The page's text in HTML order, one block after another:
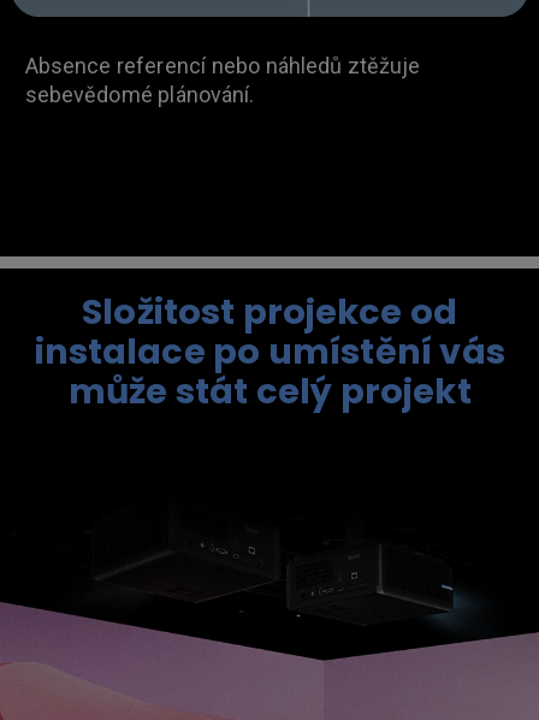
Absence referencí nebo náhledů ztěžuje
sebevědomé plánování.
Složitost projekce od
instalace po umístění vás
může stát celý projekt